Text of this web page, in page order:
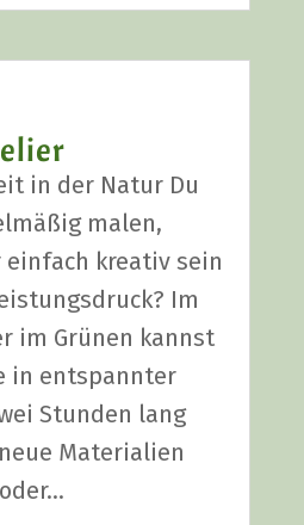
in der Natur Du
malen,
ein­fach krea­tiv sein
Im
im Grü­nen kannst
in ent­spann­ter
Stun­den lang
Mate­ria­li­en